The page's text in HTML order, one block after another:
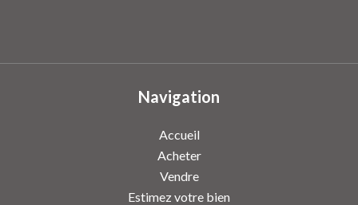
Navigation
Accueil
Acheter
Vendre
Estimez votre bien